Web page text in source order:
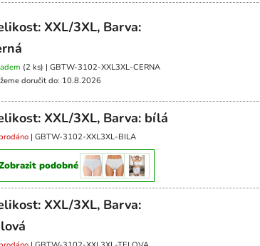
XXL/3XL, Barva:
(2 ks) | GBTW-3102-XXL3XL-CERNA
doručit do: 10.8.2026
XXL/3XL, Barva: bílá
| GBTW-3102-XXL3XL-BILA
podobné
XXL/3XL, Barva: